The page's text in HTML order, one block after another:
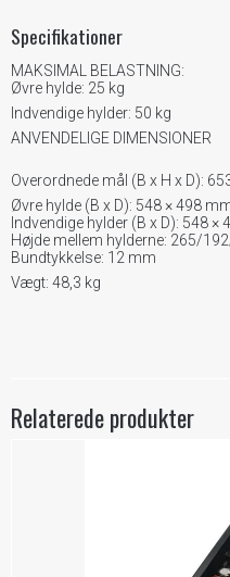
Specifikationer
MAKSIMAL BELASTNING:
Øvre hylde: 25 kg
Indvendige hylder: 50 kg
ANVENDELIGE DIMENSIONER
Overordnede mål (B x H x D):
Øvre hylde (B x D): 548 × 498
Indvendige hylder (B x D): 548 ×
Højde mellem hylderne: 265/
Bundtykkelse: 12 mm
Vægt: 48,3 kg
Relaterede produkter